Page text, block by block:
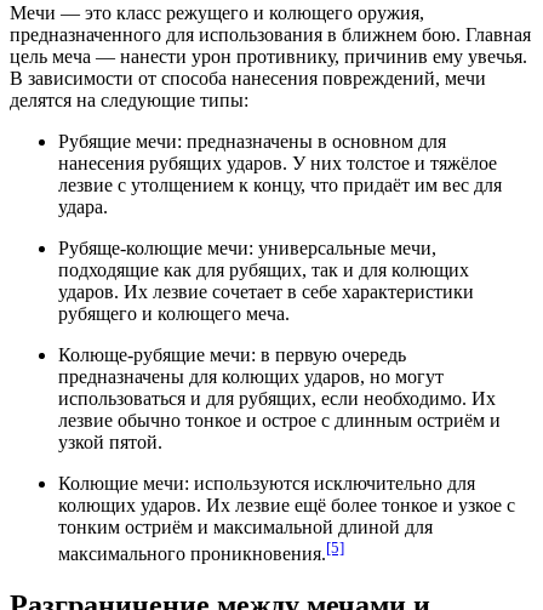
Мечи — это класс режущего и колющего оружия,
предназначенного для использования в ближнем бою. Главная
цель меча — нанести урон противнику, причинив ему увечья.
В зависимости от способа нанесения повреждений, мечи
делятся на следующие типы:
Рубящие мечи: предназначены в основном для
нанесения рубящих ударов. У них толстое и тяжёлое
лезвие с утолщением к концу, что придаёт им вес для
удара.
Рубяще-колющие мечи: универсальные мечи,
подходящие как для рубящих, так и для колющих
ударов. Их лезвие сочетает в себе характеристики
рубящего и колющего меча.
Колюще-рубящие мечи: в первую очередь
предназначены для колющих ударов, но могут
использоваться и для рубящих, если необходимо. Их
лезвие обычно тонкое и острое с длинным остриём и
узкой пятой.
Колющие мечи: используются исключительно для
колющих ударов. Их лезвие ещё более тонкое и узкое с
тонким остриём и максимальной длиной для
максимального проникновения.[5]